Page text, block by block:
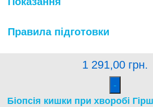
Правила підготовки
1 291,00 грн.
Біопсія кишки при хворобі